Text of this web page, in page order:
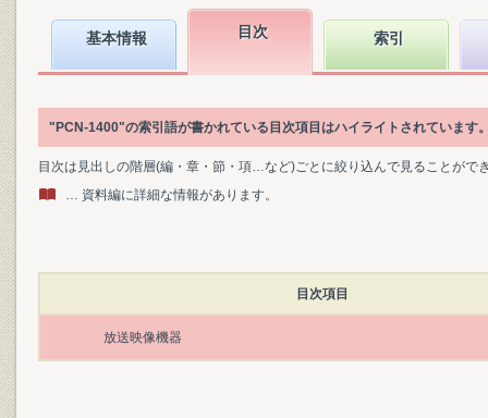
基本情報 目次 索引
"PCN-1400"の索引語が書かれている目次項目はハイライトされています
目次は見出しの階層(編・章・節・項…など)ごとに絞り込んで見ることがで
… 資料編に詳細な情報があります。
目次項目
放送映像機器